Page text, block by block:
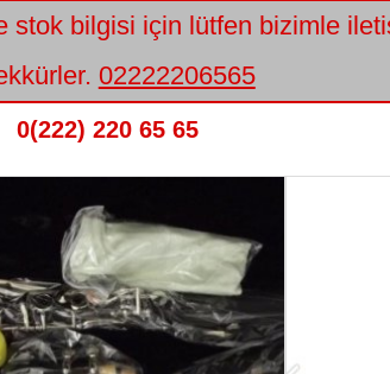
stok bilgisi için lütfen bizimle
02222206565
0(222) 220 65 65